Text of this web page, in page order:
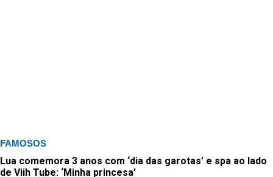
FAMOSOS
Lua comemora 3 anos com ‘dia das garotas’ e spa ao lado
de Viih Tube: ‘Minha princesa’